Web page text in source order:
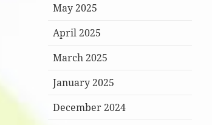
May 2025
April 2025
March 2025
January 2025
December 2024